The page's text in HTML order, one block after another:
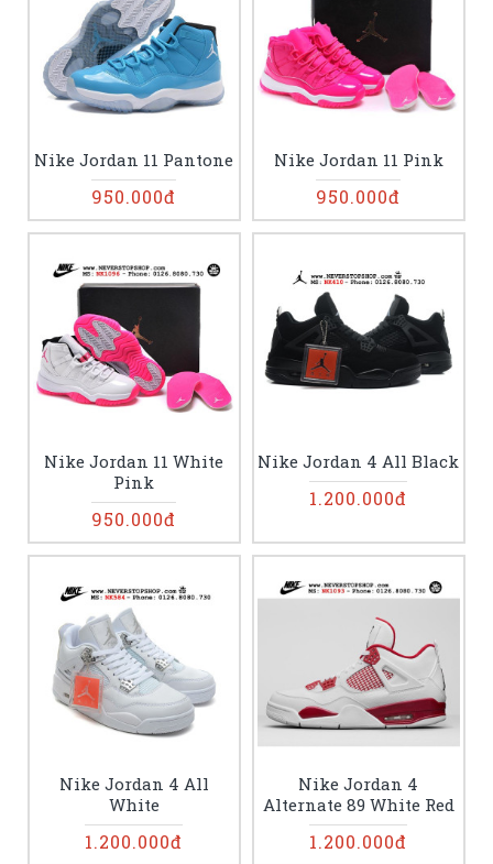
Nike Jordan 11 Pantone
950.000đ
Nike Jordan 11 Pink
950.000đ
Nike Jordan 11 White
Pink
950.000đ
Nike Jordan 4 All Black
1.200.000đ
Nike Jordan 4 All
White
1.200.000đ
Nike Jordan 4
Alternate 89 White Red
1.200.000đ